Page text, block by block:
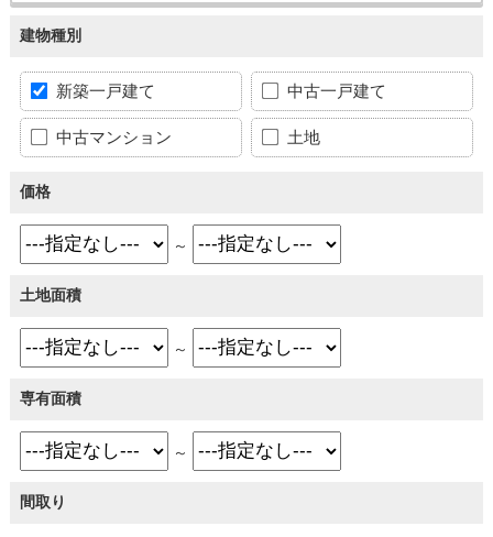
建物種別
新築一戸建て 中古一戸建て
中古マンション 土地
価格
～
土地面積
～
専有面積
～
間取り